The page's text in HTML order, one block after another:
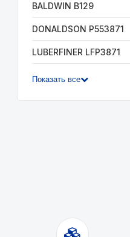
BALDWIN B129
DONALDSON P553871
LUBERFINER LFP3871
Показать все